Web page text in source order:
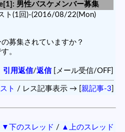
男性バスケメンバー募集
ト(1回)-(2016/08/22(Mon)
募集されていますか？
。
引用返信/返信[メール受信/OFF]
ト / レス記事表示 → [ 親記事-3
▼下のスレッド / ▲上のスレッド